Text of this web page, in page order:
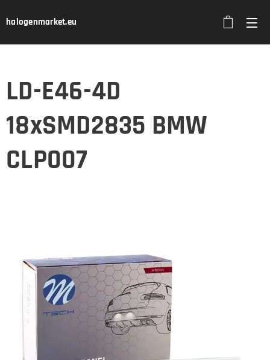
halogenmarket.eu
LD-E46-4D
18xSMD2835 BMW
CLP007